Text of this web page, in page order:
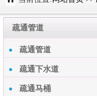
疏通管道
疏通管道
疏通下水道
疏通马桶